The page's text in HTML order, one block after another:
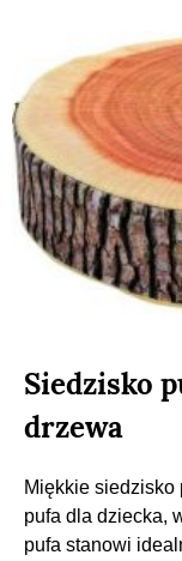
Siedzisko
drzewa
Miękkie
pufa dla dziecka,
pufa stanowi